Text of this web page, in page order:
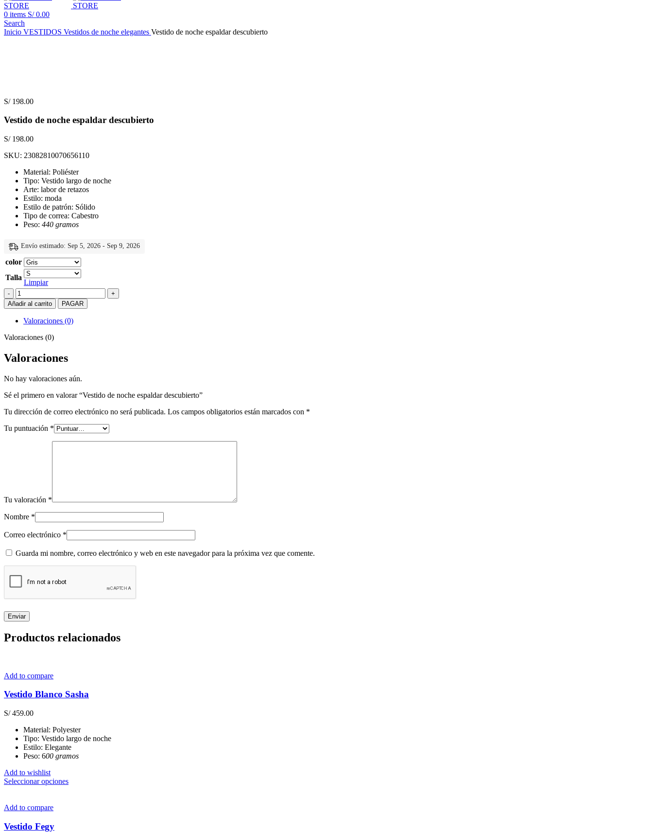
0 items S/0.00
Search
Inicio VESTIDOS Vestidos de noche elegantes Vestido de noche espaldar descubierto
S/198.00
Vestido de noche espaldar descubierto
S/198.00
SKU: 23082810070656110
Material: Poliéster
Tipo: Vestido largo de noche
Arte: labor de retazos
Estilo: moda
Estilo de patrón: Sólido
Tipo de correa: Cabestro
Peso: 440 gramos
Envío estimado: Sep 5, 2026 - Sep 9, 2026
color
Talla
Limpiar
Vestido
de
noche
espaldar
descubierto
cantidad
Añadir al carrito PAGAR
Valoraciones (0)
Valoraciones (0)
Valoraciones
No hay valoraciones aún.
Sé el primero en valorar “Vestido de noche espaldar descubierto”
Tu dirección de correo electrónico no será publicada. Los campos obligatorios están marcados con *
Tu puntuación *
Tu valoración *
Nombre *
Correo electrónico *
Guarda mi nombre, correo electrónico y web en este navegador para la próxima vez que comente.
Productos relacionados
Add to compare
Vestido Blanco Sasha
S/459.00
Material: Polyester
Tipo: Vestido largo de noche
Estilo: Elegante
Peso: 600 gramos
Add to wishlist
Seleccionar opcionesEste
Add to compare
Vestido Fegy